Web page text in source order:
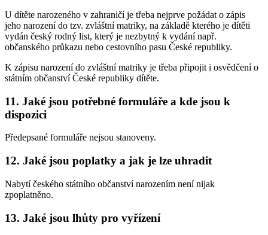
U dítěte narozeného v zahraničí je třeba nejprve požádat o zápis
jeho narození do tzv. zvláštní matriky, na základě kterého je dítěti
vydán český rodný list, který je nezbytný k vydání např.
občanského průkazu nebo cestovního pasu České republiky.
K zápisu narození do zvláštní matriky je třeba připojit i osvědčení o
státním občanství České republiky dítěte.
11. Jaké jsou potřebné formuláře a kde jsou k
dispozici
Předepsané formuláře nejsou stanoveny.
12. Jaké jsou poplatky a jak je lze uhradit
Nabytí českého státního občanství narozením není nijak
zpoplatněno.
13. Jaké jsou lhůty pro vyřízení